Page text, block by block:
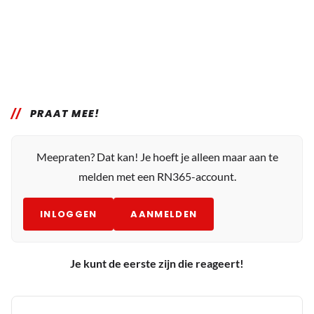
PRAAT MEE!
Meepraten? Dat kan! Je hoeft je alleen maar aan te
melden met een RN365-account.
INLOGGEN AANMELDEN
Je kunt de eerste zijn die reageert!